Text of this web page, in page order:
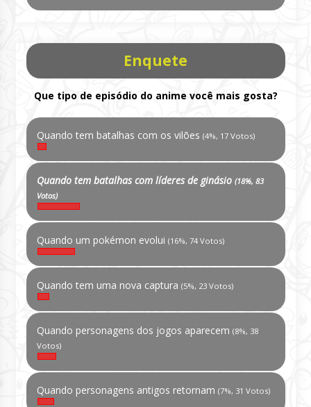
Enquete
Que tipo de episódio do anime você mais gosta?
Quando tem batalhas com os vilões (4%, 17 Votos)
Quando tem batalhas com líderes de ginásio (18%, 83
Votos)
Quando um pokémon evolui (16%, 74 Votos)
Quando tem uma nova captura (5%, 23 Votos)
Quando personagens dos jogos aparecem (8%, 38
Votos)
Quando personagens antigos retornam (7%, 31 Votos)